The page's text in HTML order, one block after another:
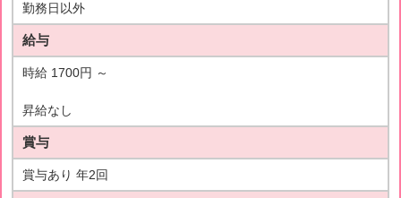
勤務日以外
給与
時給 1700円 ～
昇給なし
賞与
賞与あり 年2回